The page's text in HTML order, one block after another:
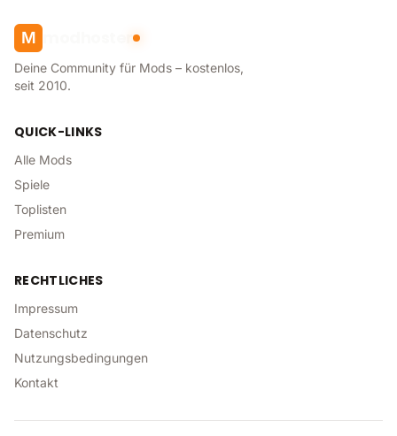
M
Deine Community für Mods – kostenlos,
seit 2010.
QUICK-LINKS
Alle Mods
Spiele
Toplisten
Premium
RECHTLICHES
Impressum
Datenschutz
Nutzungsbedingungen
Kontakt